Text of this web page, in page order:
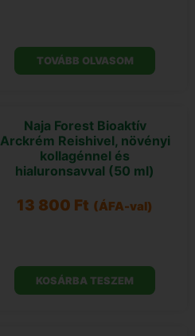
TOVÁBB OLVASOM
Naja Forest Bioaktív
Arckrém Reishivel, növényi
kollagénnel és
hialuronsavval (50 ml)
13 800 Ft (ÁFA-val)
KOSÁRBA TESZEM